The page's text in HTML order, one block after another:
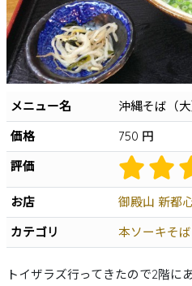
うるま市 読谷村 嘉手納町 沖縄市 北
西原町 浦添市 那覇市 首里 与那原町
八重瀬町 糸満市 宮古島 石垣島 大東島
そば家情報を新規登録
カテゴリから探す
沖縄そば 軟骨ソーキそば 本ソーキそば
あーさそば よもぎそば 野菜そば つ
創作そば
沖縄そば製麺所
イベント情報
特集
と
メニュー名
沖縄そば（大
価格
750 円
評価
お店
御殿山 新都
カテゴリ
本ソーキそば
トイザラズ行ってきたので2階に